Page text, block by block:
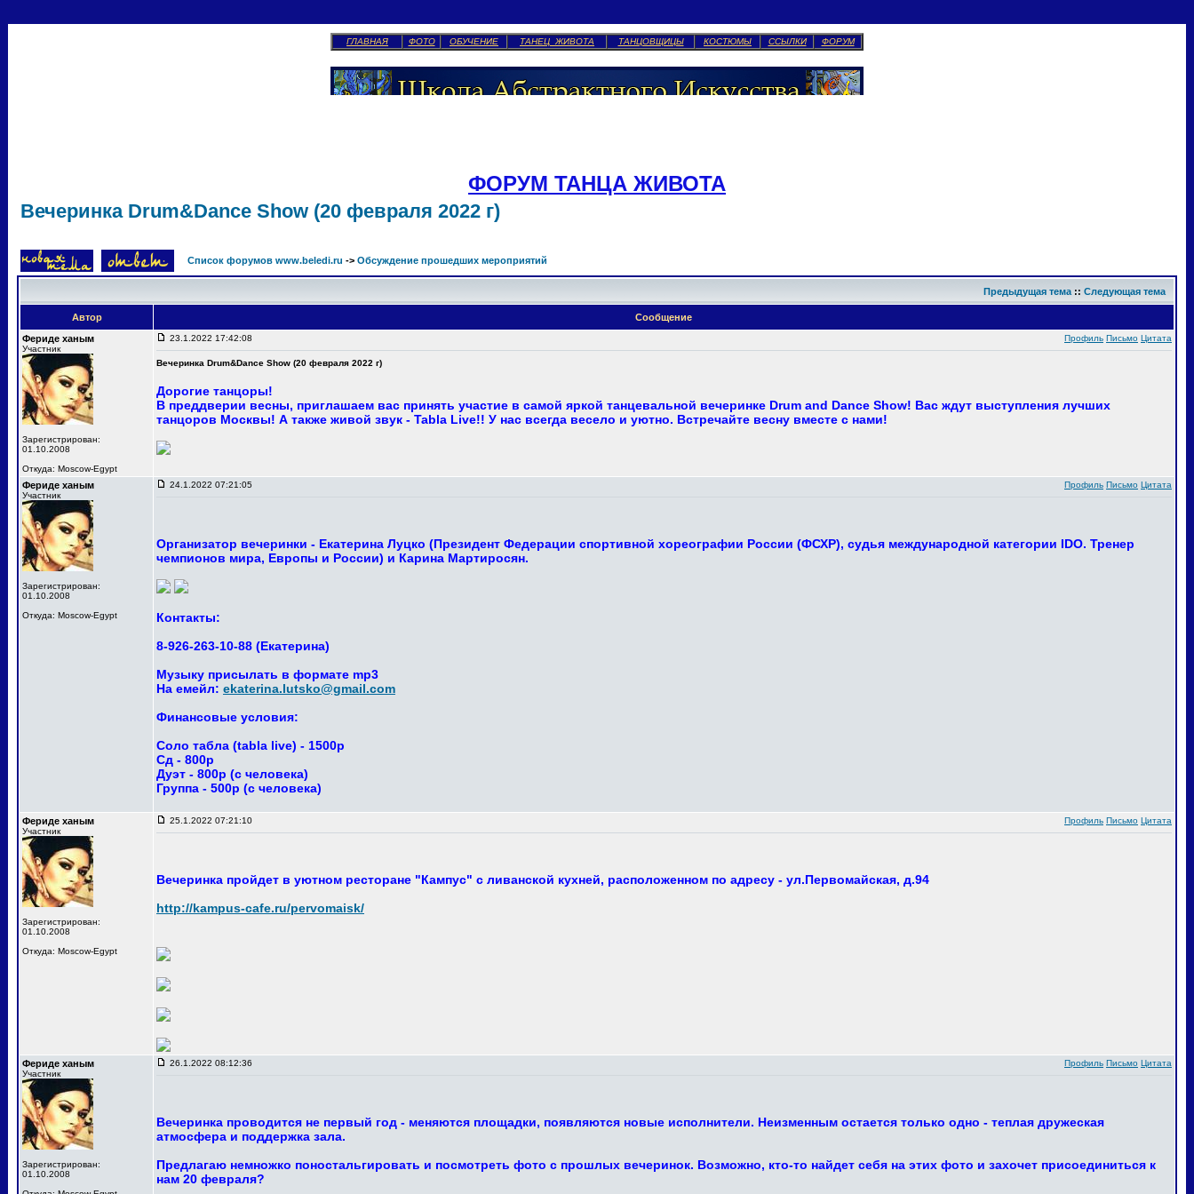
ГЛАВНАЯ ФОТО ОБУЧЕНИЕ ТАНЕЦ ЖИВОТА ТАНЦОВЩИЦЫ КОСТЮМЫ ССЫЛКИ ФОРУМ
ФОРУМ ТАНЦА ЖИВОТА
Вечеринка Drum&Dance Show (20 февраля 2022 г)
Список форумов www.beledi.ru -> Обсуждение прошедших мероприятий
Предыдущая тема :: Следующая тема
Автор
Сообщение
Фериде ханым
Участник
Зарегистрирован:
01.10.2008
Откуда: Moscow-Egypt
23.1.2022 17:42:08 Профиль Письмо Цитата
Вечеринка Drum&Dance Show (20 февраля 2022 г)
Дорогие танцоры!
В преддверии весны, приглашаем вас принять участие в самой яркой танцевальной вечеринке Drum and Dance Show! Вас ждут выступления лучших
танцоров Москвы! А также живой звук - Tabla Live!! У нас всегда весело и уютно. Встречайте весну вместе с нами!
Фериде ханым
Участник
Зарегистрирован:
01.10.2008
Откуда: Moscow-Egypt
24.1.2022 07:21:05 Профиль Письмо Цитата
Организатор вечеринки - Екатерина Луцко (Президент Федерации спортивной хореографии России (ФСХР), судья международной категории IDO. Тренер
чемпионов мира, Европы и России) и Карина Мартиросян.
Контакты:
8-926-263-10-88 (Екатерина)
Музыку присылать в формате mp3
На емейл: ekaterina.lutsko@gmail.com
Финансовые условия:
Соло табла (tabla live) - 1500р
Сд - 800р
Дуэт - 800р (с человека)
Группа - 500р (с человека)
Фериде ханым
Участник
Зарегистрирован:
01.10.2008
Откуда: Moscow-Egypt
25.1.2022 07:21:10 Профиль Письмо Цитата
Вечеринка пройдет в уютном ресторане "Кампус" с ливанской кухней, расположенном по адресу - ул.Первомайская, д.94
http://kampus-cafe.ru/pervomaisk/
Фериде ханым
Участник
Зарегистрирован:
01.10.2008
26.1.2022 08:12:36 Профиль Письмо Цитата
Вечеринка проводится не первый год - меняются площадки, появляются новые исполнители. Неизменным остается только одно - теплая дружеская
атмосфера и поддержка зала.
Предлагаю немножко поностальгировать и посмотреть фото с прошлых вечеринок. Возможно, кто-то найдет себя на этих фото и захочет присоединиться к
нам 20 февраля?